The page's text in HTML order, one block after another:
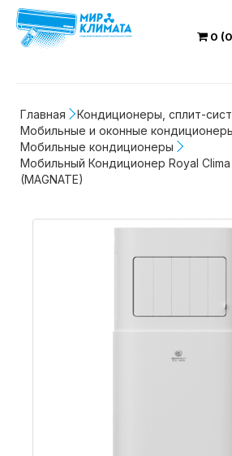
0
Главная
Кондиционеры, сплит-
Мобильные и оконные
Мобильные кондиционеры
Мобильный Кондиционер Royal Clima
(MAGNATE)